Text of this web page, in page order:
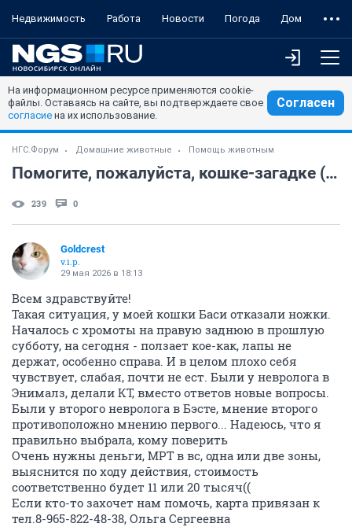
Недвижимость Работа Новости Погода Дом
На информационном ресурсе применяются cookie-
файлы. Оставаясь на сайте, вы подтверждаете свое
согласие на их использование.
Согласен
НГС.Форум Домашние животные Помощь животным
Помогите, пожалуйста, кошке-загадке (МРТ)
239 0
Goldcrest
v.i.p.
29 мая 2026 в 18:13
Всем здравствуйте!
Такая ситуация, у моей кошки Баси отказали ножки.
Началось с хромоты на правую заднюю в прошлую
субботу, на сегодня - ползает кое-как, лапы не
держат, особенно справа. И в целом плохо себя
чувствует, слабая, почти не ест. Были у невролога в
Энималз, делали КТ, вместо ответов новые вопросы.
Были у второго невролога в Бэсте, мнение второго
противоположно мнению первого... Надеюсь, что я
правильно выбрала, кому поверить
Очень нужны деньги, МРТ в вс, одна или две зоны,
выяснится по ходу действия, стоимость
соответственно будет 11 или 20 тысяч((
Если кто-то захочет нам помочь, карта привязан к
тел.8-965-822-48-38, Ольга Сергеевна